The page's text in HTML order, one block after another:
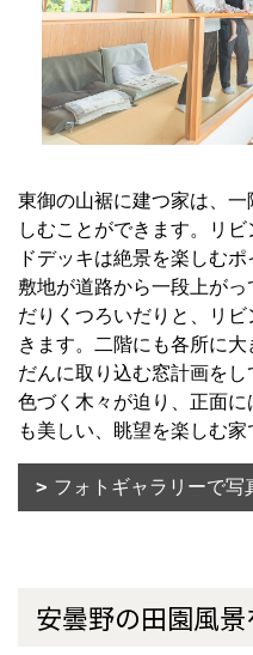
東御の山裾に建つ家は、
しむことができます。リ
ドデッキは絶景を楽しむ
敷地が道路から一段上が
だりくつろいだりと、リ
きます。二階にも各所に
だんに取り込む窓計画を
色づく木々が迫り、正面
も美しい、眺望を楽しむ家
フォトギャラリーで写
安曇野の田園風